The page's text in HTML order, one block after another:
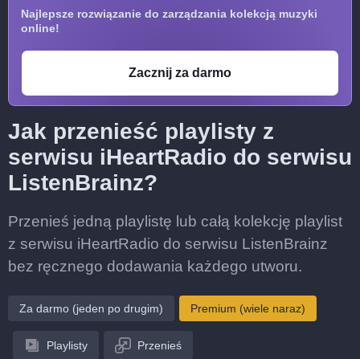
Najlepsze rozwiązanie do zarządzania kolekcją muzyki
online!
Zacznij za darmo
Jak przenieść playlisty z
serwisu iHeartRadio do serwisu
ListenBrainz?
Przenieś jedną playlistę lub całą kolekcję playlist
z serwisu iHeartRadio do serwisu ListenBrainz
bez ręcznego dodawania każdego utworu.
Za darmo (jeden po drugim) Premium (wiele naraz)
Playlisty Przenieś